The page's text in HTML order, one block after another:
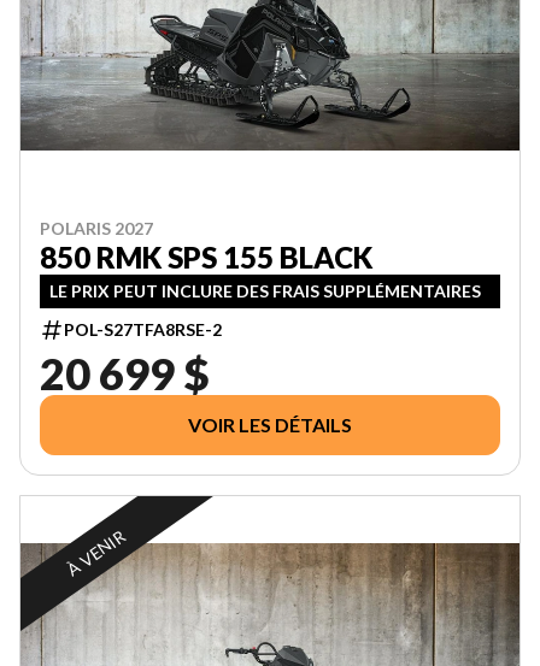
POLARIS 2027
850 RMK SPS 155 BLACK
LE PRIX PEUT INCLURE DES FRAIS SUPPLÉMENTAIRES
POL-S27TFA8RSE-2
20 699 $
VOIR LES DÉTAILS
À VENIR